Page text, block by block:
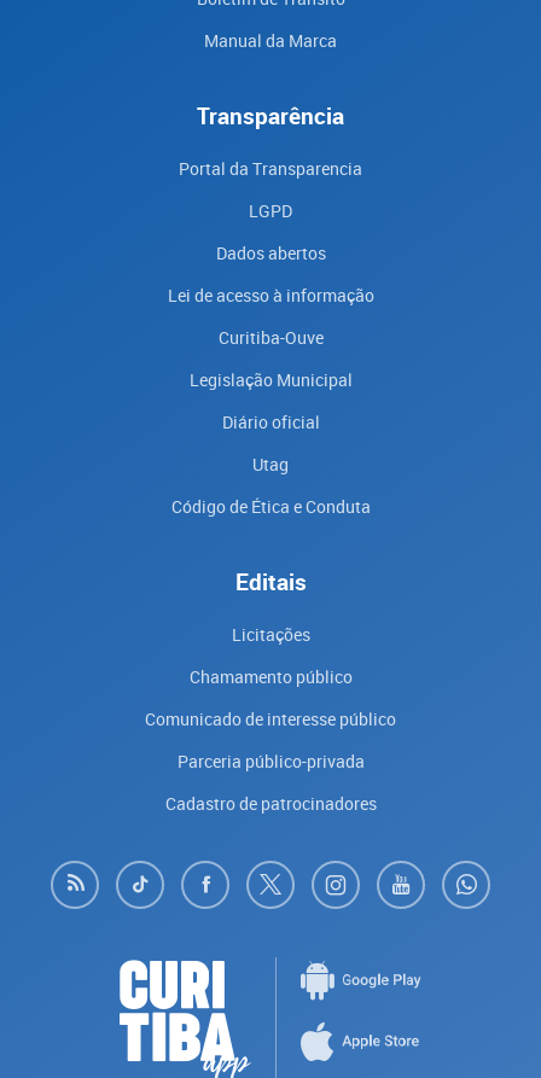
Manual da Marca
Transparência
Portal da Transparencia
LGPD
Dados abertos
Lei de acesso à informação
Curitiba-Ouve
Legislação Municipal
Diário oficial
Utag
Código de Ética e Conduta
Editais
Licitações
Chamamento público
Comunicado de interesse público
Parceria público-privada
Cadastro de patrocinadores